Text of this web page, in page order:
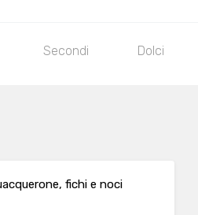
Secondi Dolci
fichi e noci